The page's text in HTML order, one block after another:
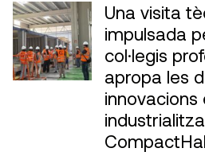
Una visita
impulsada
col·legis
apropa les
innovacions